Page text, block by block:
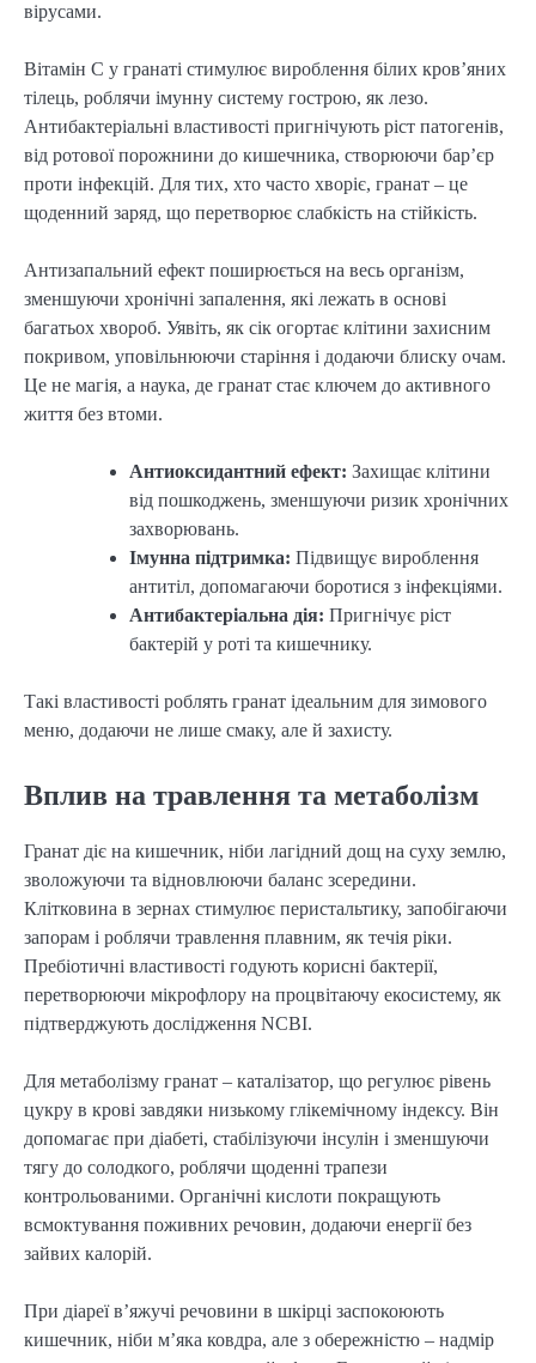
вірусами.
Вітамін C у гранаті стимулює вироблення білих кров’яних
тілець, роблячи імунну систему гострою, як лезо.
Антибактеріальні властивості пригнічують ріст патогенів,
від ротової порожнини до кишечника, створюючи бар’єр
проти інфекцій. Для тих, хто часто хворіє, гранат – це
щоденний заряд, що перетворює слабкість на стійкість.
Антизапальний ефект поширюється на весь організм,
зменшуючи хронічні запалення, які лежать в основі
багатьох хвороб. Уявіть, як сік огортає клітини захисним
покривом, уповільнюючи старіння і додаючи блиску очам.
Це не магія, а наука, де гранат стає ключем до активного
життя без втоми.
Антиоксидантний ефект: Захищає клітини
від пошкоджень, зменшуючи ризик хронічних
захворювань.
Імунна підтримка: Підвищує вироблення
антитіл, допомагаючи боротися з інфекціями.
Антибактеріальна дія: Пригнічує ріст
бактерій у роті та кишечнику.
Такі властивості роблять гранат ідеальним для зимового
меню, додаючи не лише смаку, але й захисту.
Вплив на травлення та метаболізм
Гранат діє на кишечник, ніби лагідний дощ на суху землю,
зволожуючи та відновлюючи баланс зсередини.
Клітковина в зернах стимулює перистальтику, запобігаючи
запорам і роблячи травлення плавним, як течія ріки.
Пребіотичні властивості годують корисні бактерії,
перетворюючи мікрофлору на процвітаючу екосистему, як
підтверджують дослідження NCBI.
Для метаболізму гранат – каталізатор, що регулює рівень
цукру в крові завдяки низькому глікемічному індексу. Він
допомагає при діабеті, стабілізуючи інсулін і зменшуючи
тягу до солодкого, роблячи щоденні трапези
контрольованими. Органічні кислоти покращують
всмоктування поживних речовин, додаючи енергії без
зайвих калорій.
При діареї в’яжучі речовини в шкірці заспокоюють
кишечник, ніби м’яка ковдра, але з обережністю – надмір